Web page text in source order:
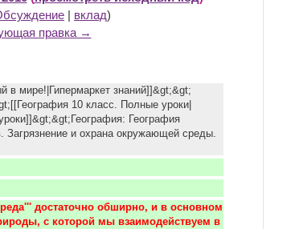
| вклад)
правка →
в мире!|Гипермаркет знаний]]&gt;&gt;
10 класс. Полные уроки|
География
Загрязнение и охрана окружающей среды.
достаточно обширно, и в основном
с которой мы взаимодействуем в